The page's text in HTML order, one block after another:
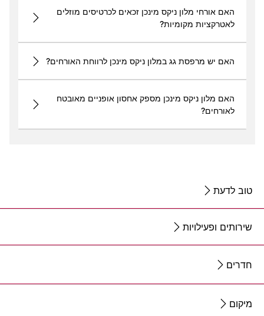
האם אורחי מלון ניקס מינכן זכאים לכרטיסים מוזלים
לאטרקציות מקומיות?
האם יש מרפסת גג במלון ניקס מינכן לרווחת האורחים?
האם מלון ניקס מינכן מספק אחסון אופניים מאובטח
לאורחים?
טוב לדעת
שירותים ופעילויות
חדרים
מיקום